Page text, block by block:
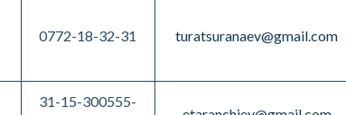
0772-18-32-31 turatsuranaev@gmail.com
31-15-300555-